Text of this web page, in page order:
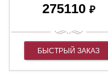
275110 ₽
БЫСТРЫЙ ЗАКАЗ